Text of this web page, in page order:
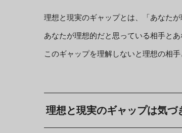
理想と現実のギャップとは、「あなた
あなたが理想的だと思っている相手と
このギャップを理解しないと理想の相
理想と現実のギャップは気づ